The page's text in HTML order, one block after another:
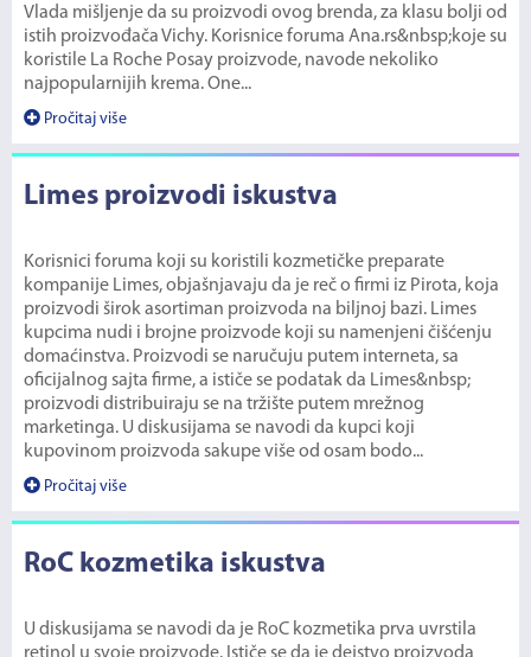
Vlada mišljenje da su proizvodi ovog brenda, za klasu bolji od
istih proizvođača Vichy. Korisnice foruma Ana.rs&nbsp;koje su
koristile La Roche Posay proizvode, navode nekoliko
najpopularnijih krema. One...
Pročitaj više
Limes proizvodi iskustva
Korisnici foruma koji su koristili kozmetičke preparate
kompanije Limes, objašnjavaju da je reč o firmi iz Pirota, koja
proizvodi širok asortiman proizvoda na biljnoj bazi. Limes
kupcima nudi i brojne proizvode koji su namenjeni čišćenju
domaćinstva. Proizvodi se naručuju putem interneta, sa
oficijalnog sajta firme, a ističe se podatak da Limes&nbsp;
proizvodi distribuiraju se na tržište putem mrežnog
marketinga. U diskusijama se navodi da kupci koji
kupovinom proizvoda sakupe više od osam bodo...
Pročitaj više
RoC kozmetika iskustva
U diskusijama se navodi da je RoC kozmetika prva uvrstila